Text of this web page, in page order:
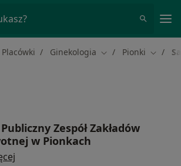
Placówki Ginekologia Zmień miasto
Pionki Zmień
Zespół Zakładów
w Pionkach